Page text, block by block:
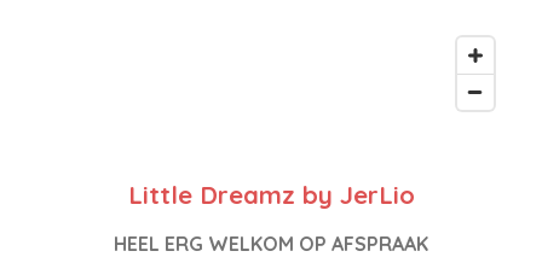
Little Dreamz by JerLio
HEEL ERG WELKOM OP AFSPRAAK